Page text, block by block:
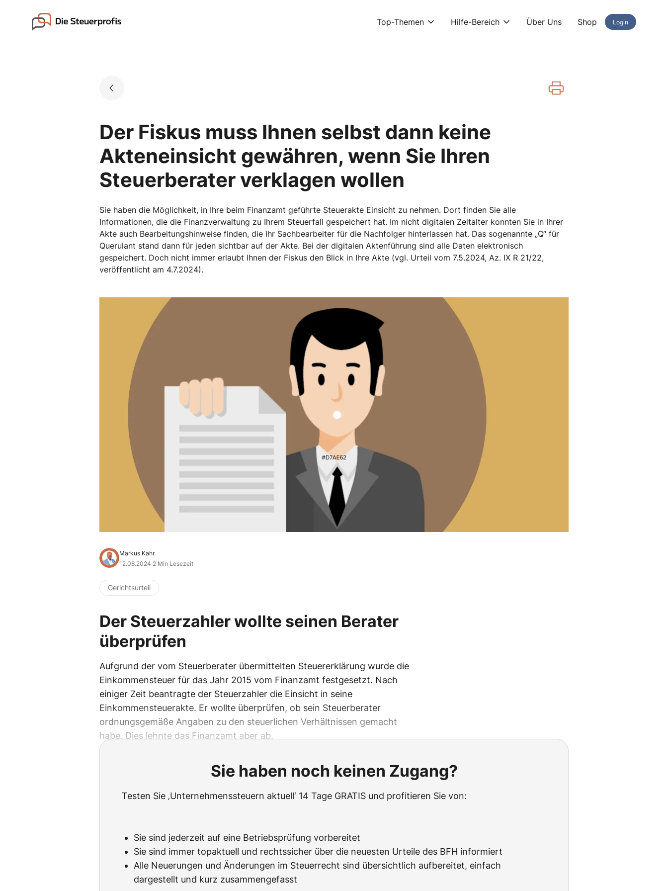
Go to landing page. Top-Themen Hilfe-Bereich Über Uns Shop Login
Der Fiskus muss Ihnen selbst dann keine
Akteneinsicht gewähren, wenn Sie Ihren
Steuerberater verklagen wollen
Sie haben die Möglichkeit, in Ihre beim Finanzamt geführte Steuerakte Einsicht zu nehmen. Dort finden Sie alle
Informationen, die die Finanzverwaltung zu Ihrem Steuerfall gespeichert hat. Im nicht digitalen Zeitalter konnten Sie in Ihrer
Akte auch Bearbeitungshinweise finden, die Ihr Sachbearbeiter für die Nachfolger hinterlassen hat. Das sogenannte „Q“ für
Querulant stand dann für jeden sichtbar auf der Akte. Bei der digitalen Aktenführung sind alle Daten elektronisch
gespeichert. Doch nicht immer erlaubt Ihnen der Fiskus den Blick in Ihre Akte (vgl. Urteil vom 7.5.2024, Az. IX R 21/22,
veröffentlicht am 4.7.2024).
Markus Kahr
12.08.2024·2 Min Lesezeit
Gerichtsurteil
Der Steuerzahler wollte seinen Berater
überprüfen
Aufgrund der vom Steuerberater übermittelten Steuererklärung wurde die
Einkommensteuer für das Jahr 2015 vom Finanzamt festgesetzt. Nach
einiger Zeit beantragte der Steuerzahler die Einsicht in seine
Einkommensteuerakte. Er wollte überprüfen, ob sein Steuerberater
ordnungsgemäße Angaben zu den steuerlichen Verhältnissen gemacht
habe. Dies lehnte das Finanzamt aber ab.
Sie haben noch keinen Zugang?
Testen Sie ‚Unternehmenssteuern aktuell‘ 14 Tage GRATIS und profitieren Sie von:
Sie sind jederzeit auf eine Betriebsprüfung vorbereitet
Sie sind immer topaktuell und rechtssicher über die neuesten Urteile des BFH informiert
Alle Neuerungen und Änderungen im Steuerrecht sind übersichtlich aufbereitet, einfach
dargestellt und kurz zusammengefasst